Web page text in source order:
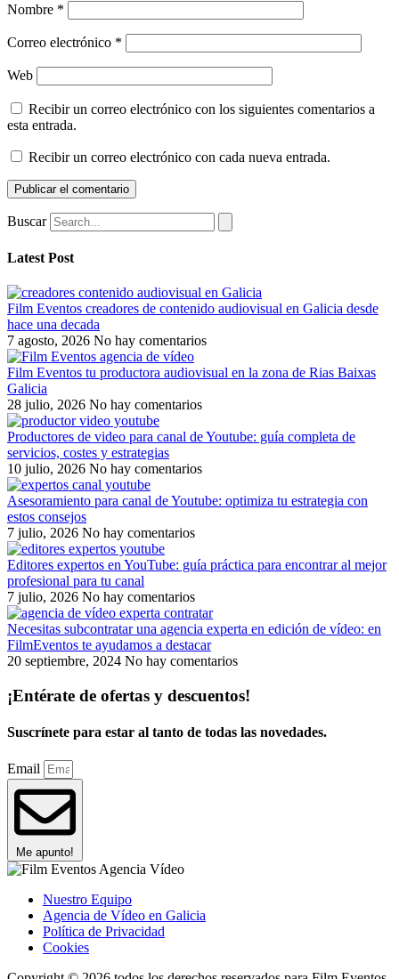
Nombre *
Correo electrónico *
Web
Recibir un correo electrónico con los siguientes comentarios a
esta entrada.
Recibir un correo electrónico con cada nueva entrada.
Buscar
Latest Post
Film Eventos creadores de contenido audiovisual en Galicia desde
hace una decada
7 agosto, 2026 No hay comentarios
Film Eventos tu productora audiovisual en la zona de Rias Baixas
Galicia
28 julio, 2026 No hay comentarios
Productores de video para canal de Youtube: guía completa de
servicios, costes y estrategias
10 julio, 2026 No hay comentarios
Asesoramiento para canal de Youtube: optimiza tu estrategia con
estos consejos
7 julio, 2026 No hay comentarios
Editores expertos en YouTube: guía práctica para encontrar al mejor
profesional para tu canal
7 julio, 2026 No hay comentarios
Necesitas subcontratar una agencia experta en edición de vídeo: en
FilmEventos te ayudamos a destacar
20 septiembre, 2024 No hay comentarios
¡Entérate de ofertas y descuentos!
Suscrínete para estar al tanto de todas las novedades.
Email
Me apunto!
Nuestro Equipo
Agencia de Vídeo en Galicia
Política de Privacidad
Cookies